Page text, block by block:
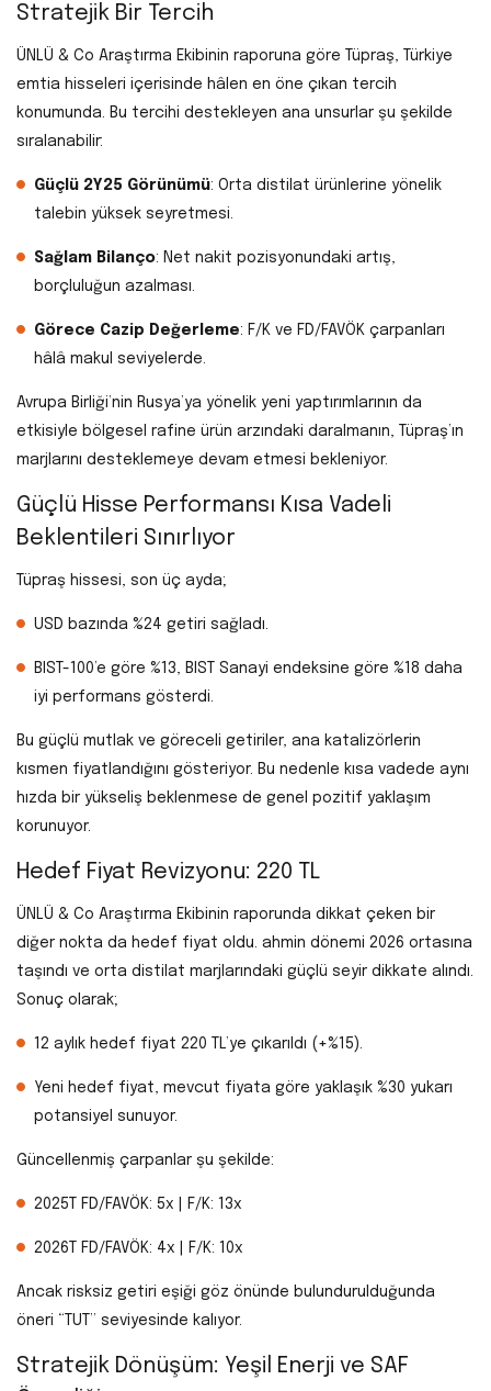
Stratejik Bir Tercih
ÜNLÜ & Co Araştırma Ekibinin raporuna göre Tüpraş, Türkiye
emtia hisseleri içerisinde hâlen en öne çıkan tercih
konumunda. Bu tercihi destekleyen ana unsurlar şu şekilde
sıralanabilir:
Güçlü 2Y25 Görünümü: Orta distilat ürünlerine yönelik
talebin yüksek seyretmesi.
Sağlam Bilanço: Net nakit pozisyonundaki artış,
borçluluğun azalması.
Görece Cazip Değerleme: F/K ve FD/FAVÖK çarpanları
hâlâ makul seviyelerde.
Avrupa Birliği’nin Rusya’ya yönelik yeni yaptırımlarının da
etkisiyle bölgesel rafine ürün arzındaki daralmanın, Tüpraş’ın
marjlarını desteklemeye devam etmesi bekleniyor.
Güçlü Hisse Performansı Kısa Vadeli
Beklentileri Sınırlıyor
Tüpraş hissesi, son üç ayda;
USD bazında %24 getiri sağladı.
BIST-100’e göre %13, BIST Sanayi endeksine göre %18 daha
iyi performans gösterdi.
Bu güçlü mutlak ve göreceli getiriler, ana katalizörlerin
kısmen fiyatlandığını gösteriyor. Bu nedenle kısa vadede aynı
hızda bir yükseliş beklenmese de genel pozitif yaklaşım
korunuyor.
Hedef Fiyat Revizyonu: 220 TL
ÜNLÜ & Co Araştırma Ekibinin raporunda dikkat çeken bir
diğer nokta da hedef fiyat oldu. ahmin dönemi 2026 ortasına
taşındı ve orta distilat marjlarındaki güçlü seyir dikkate alındı.
Sonuç olarak;
12 aylık hedef fiyat 220 TL’ye çıkarıldı (+%15).
Yeni hedef fiyat, mevcut fiyata göre yaklaşık %30 yukarı
potansiyel sunuyor.
Güncellenmiş çarpanlar şu şekilde:
2025T FD/FAVÖK: 5x | F/K: 13x
2026T FD/FAVÖK: 4x | F/K: 10x
Ancak risksiz getiri eşiği göz önünde bulundurulduğunda
öneri “TUT” seviyesinde kalıyor.
Stratejik Dönüşüm: Yeşil Enerji ve SAF